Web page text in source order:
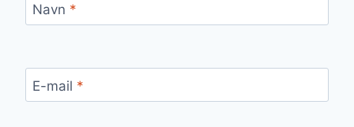
Navn *
E-mail *